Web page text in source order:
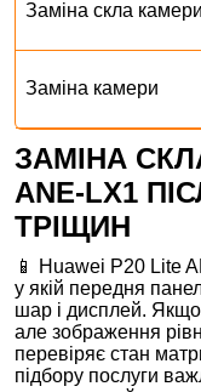
Заміна скла камери
Заміна камери
ЗАМІНА
ANE-LX1
ТРІЩИН
📱 Huawei P20 Lite
у якій передня
шар і дисплей. Якщо
але зображення
перевіряє стан
підбору послуги